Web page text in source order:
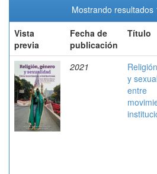
Mostrando resultados
Vista
previa
Fecha de
publicación
Título
2021
y
entre